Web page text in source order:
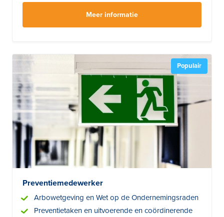
Meer informatie
Preventiemedewerker
Arbowetgeving en Wet op de Ondernemingsraden
Preventietaken en uitvoerende en coördinerende
Populair